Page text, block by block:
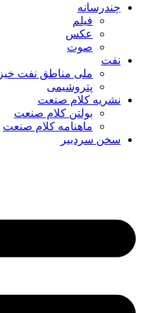
چندرسانه
فیلم
عکس
صوت
نفت
ملی مناطق نفت خیز
پتروشیمی
نشریه کلام صنعت
بولتن کلام صنعت
ماهنامه کلام صنعت
سخن سردبیر